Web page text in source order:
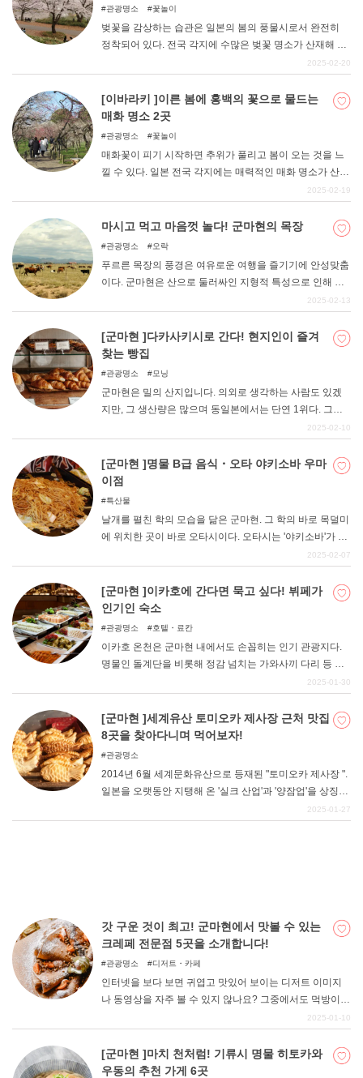
있는 오시나리 공원( "오시나리 공원 ")을 소개합니다.
관광명소 꽃놀이
벚꽃을 감상하는 습관은 일본의 봄의 풍물시로서 완전히
정착되어 있다. 전국 각지에 수많은 벚꽃 명소가 산재해 있
다. 사이타마현 사이타마시에도 수많은 벚꽃 명소가 있다.
원, 이와쓰키 성터 공원, 요노 공원 3곳을 소개합니다.
2025-02-20
[이바라키 ]이른 봄에 홍백의 꽃으로 물드는
매화 명소 2곳
관광명소 꽃놀이
매화꽃이 피기 시작하면 추위가 풀리고 봄이 오는 것을 느
낄 수 있다. 일본 전국 각지에는 매력적인 매화 명소가 산재
해 있다. 이바라키현에도 수많은 매화 명소가 있지만, 그 중
2025-02-19
마시고 먹고 마음껏 놀다! 군마현의 목장
관광명소 오락
푸르른 목장의 풍경은 여유로운 여행을 즐기기에 안성맞춤
이다. 군마현은 산으로 둘러싸인 지형적 특성으로 인해 목
장이 많다. 이번에는 특히 맛있는 음식과 다양한 액티비티
작하겠습니다.
2025-02-13
[군마현 ]다카사키시로 간다! 현지인이 즐겨
찾는 빵집
관광명소 모닝
군마현은 밀의 산지입니다. 의외로 생각하는 사람도 있겠
지만, 그 생산량은 많으며 동일본에서는 단연 1위다. 그래
서인지 밀에 대한 애정이 깊고, 소비량도 월등히 많은 편이
도 많다. 명가라고 불리는 가게도 많이 존재합니다. 이번에
는 특히 '다카사키시'에 한정하여 인기 있는 가게를 소개합
니다. 현지인들이 사랑하는 맛에 주목해 주세요.
2025-02-10
[군마현 ]명물 B급 음식・오타 야키소바 우마
이점
특산물
날개를 펼친 학의 모습을 닮은 군마현. 그 학의 바로 목덜미
에 위치한 곳이 바로 오타시이다. 오타시는 '야키소바'가 명
물이며, 시내에는 많은 가게가 즐비하다. 최근 들어 언론에
겠습니다. "싸고 양이 많은 "특징이 있는 B급 음식으로, 양
념과 재료는 가게마다 다르다. 이번에는 그런 "오타 야키소
바 "를 판매하는 가게 중에서 엄선하여 추천하는 가게를 정
2025-02-07
[군마현 ]이카호에 간다면 묵고 싶다! 뷔페가
인기인 숙소
관광명소 호텔・료칸
이카호 온천은 군마현 내에서도 손꼽히는 인기 관광지다.
명물인 돌계단을 비롯해 정감 넘치는 가와사끼 다리 등 볼
거리가 많다. 이번 기사에서는 그런 이카호 온천의 숙소를
여 정리했습니다.
2025-01-30
[군마현 ]세계유산 토미오카 제사장 근처 맛집
8곳을 찾아다니며 먹어보자!
관광명소
2014년 6월 세계문화유산으로 등재된 "토미오카 제사장 ".
일본을 오랫동안 지탱해 온 '실크 산업'과 '양잠업'을 상징하
는 이 건물군은 현재도 그 모습을 그대로 유지하고 있다. 세
2025-01-27
갓 구운 것이 최고! 군마현에서 맛볼 수 있는
크레페 전문점 5곳을 소개합니다!
관광명소 디저트・카페
인터넷을 보다 보면 귀엽고 맛있어 보이는 디저트 이미지
나 동영상을 자주 볼 수 있지 않나요? 그중에서도 먹방이
가능한 "크레이프 "에 마음이 끌린다는 사람이 많을 것이다.
가게를 소개합니다. 반죽과 크림을 고집하는 가게를 엄선
했으니 꼭 참고하시기 바랍니다. 자, 그럼 바로 시작하겠습
2025-01-10
[군마현 ]마치 천처럼! 기류시 명물 히토카와
우동의 추천 가게 6곳